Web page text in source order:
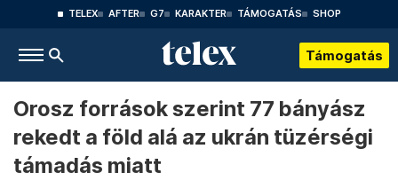
TELEX AFTER G7 KARAKTER TÁMOGATÁS SHOP
Támogatás
Orosz források szerint 77 bányász
rekedt a föld alá az ukrán tüzérségi
támadás miatt